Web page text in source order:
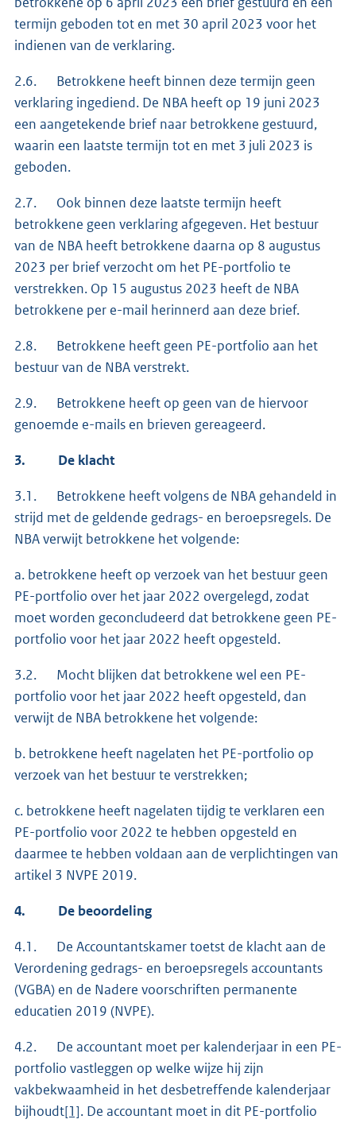
termijn geboden tot en met 30 april 2023 voor het
indienen van de verklaring.
2.6. Betrokkene heeft binnen deze termijn geen
verklaring ingediend. De NBA heeft op 19 juni 2023
een aangetekende brief naar betrokkene gestuurd,
waarin een laatste termijn tot en met 3 juli 2023 is
geboden.
2.7. Ook binnen deze laatste termijn heeft
betrokkene geen verklaring afgegeven. Het bestuur
van de NBA heeft betrokkene daarna op 8 augustus
2023 per brief verzocht om het PE-portfolio te
verstrekken. Op 15 augustus 2023 heeft de NBA
betrokkene per e-mail herinnerd aan deze brief.
2.8. Betrokkene heeft geen PE-portfolio aan het
bestuur van de NBA verstrekt.
2.9. Betrokkene heeft op geen van de hiervoor
genoemde e-mails en brieven gereageerd.
3. De klacht
3.1. Betrokkene heeft volgens de NBA gehandeld in
strijd met de geldende gedrags- en beroepsregels. De
NBA verwijt betrokkene het volgende:
a. betrokkene heeft op verzoek van het bestuur geen
PE-portfolio over het jaar 2022 overgelegd, zodat
moet worden geconcludeerd dat betrokkene geen PE-
portfolio voor het jaar 2022 heeft opgesteld.
3.2. Mocht blijken dat betrokkene wel een PE-
portfolio voor het jaar 2022 heeft opgesteld, dan
verwijt de NBA betrokkene het volgende:
b. betrokkene heeft nagelaten het PE-portfolio op
verzoek van het bestuur te verstrekken;
c. betrokkene heeft nagelaten tijdig te verklaren een
PE-portfolio voor 2022 te hebben opgesteld en
daarmee te hebben voldaan aan de verplichtingen van
artikel 3 NVPE 2019.
4. De beoordeling
4.1. De Accountantskamer toetst de klacht aan de
Verordening gedrags- en beroepsregels accountants
(VGBA) en de Nadere voorschriften permanente
educatien 2019 (NVPE).
4.2. De accountant moet per kalenderjaar in een PE-
portfolio vastleggen op welke wijze hij zijn
vakbekwaamheid in het desbetreffende kalenderjaar
bijhoudt[1]. De accountant moet in dit PE-portfolio